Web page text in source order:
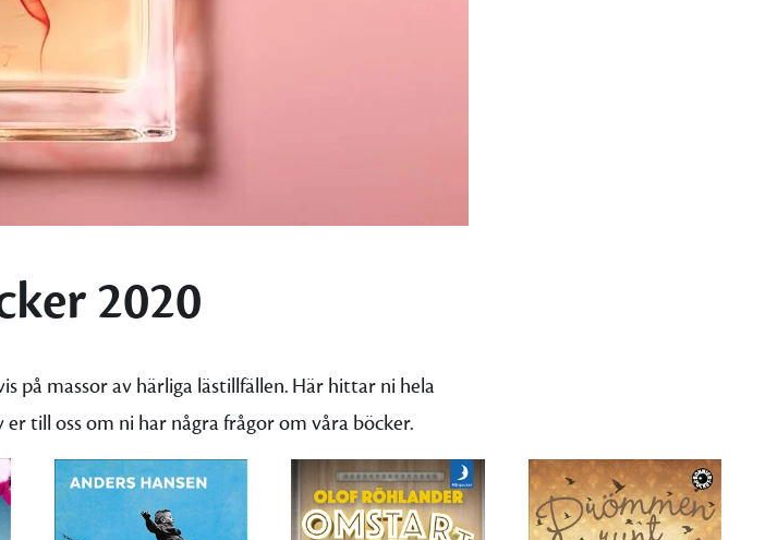
2020
på massor av härliga lästillfällen. Här hittar ni hela
till oss om ni har några frågor om våra böcker.